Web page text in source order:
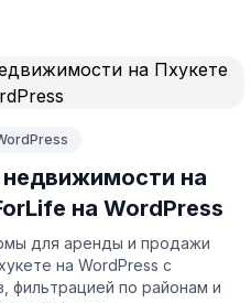
на
на WordPress
для аренды и продажи
на WordPress с
фильтрацией по районам и